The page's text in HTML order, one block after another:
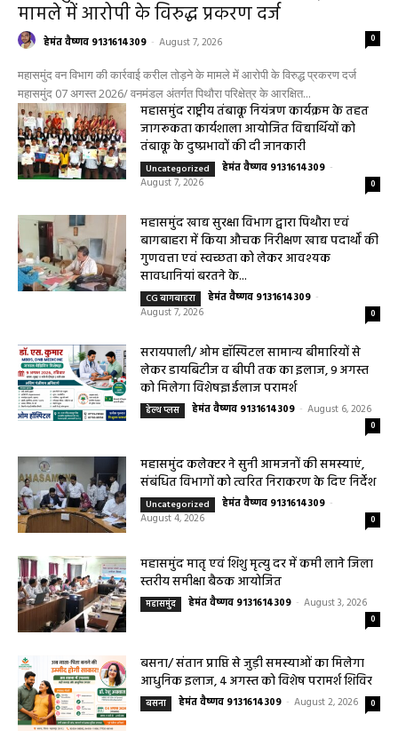
मामले में आरोपी के विरुद्ध प्रकरण दर्ज
हेमंत वैष्णव 9131614309 - August 7, 2026 0
महासमुंद वन विभाग की कार्रवाई करील तोड़ने के मामले में आरोपी के विरुद्ध प्रकरण दर्ज
महासमुंद 07 अगस्त 2026/ वनमंडल अंतर्गत पिथौरा परिक्षेत्र के आरक्षित...
महासमुंद राष्ट्रीय तंबाकू नियंत्रण कार्यक्रम के तहत
जागरूकता कार्यशाला आयोजित विद्यार्थियों को
तंबाकू के दुष्प्रभावों की दी जानकारी
Uncategorized हेमंत वैष्णव 9131614309
August 7, 2026
0
महासमुंद खाद्य सुरक्षा विभाग द्वारा पिथौरा एवं
बागबाहरा में किया औचक निरीक्षण खाद्य पदार्थों की
गुणवत्ता एवं स्वच्छता को लेकर आवश्यक
सावधानियां बरतने के...
CG बागबाहरा हेमंत वैष्णव 9131614309
August 7, 2026
0
सरायपाली/ ओम हॉस्पिटल सामान्य बीमारियों से
लेकर डायबिटीज व बीपी तक का इलाज, 9 अगस्त
को मिलेगा विशेषज्ञ ईलाज परामर्श
हेल्थ प्लस हेमंत वैष्णव 9131614309 August 6, 2026
0
महासमुंद कलेक्टर ने सुनी आमजनों की समस्याएं,
संबंधित विभागों को त्वरित निराकरण के दिए निर्देश
Uncategorized हेमंत वैष्णव 9131614309
August 4, 2026
0
महासमुंद मातृ एवं शिशु मृत्यु दर में कमी लाने जिला
स्तरीय समीक्षा बैठक आयोजित
महासमुंद हेमंत वैष्णव 9131614309 August 3, 2026
0
बसना/ संतान प्राप्ति से जुड़ी समस्याओं का मिलेगा
आधुनिक इलाज, 4 अगस्त को विशेष परामर्श शिविर
बसना हेमंत वैष्णव 9131614309 August 2, 2026 0